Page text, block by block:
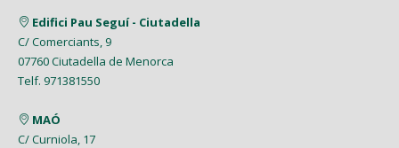
Edifici Pau Seguí - Ciutadella
C/ Comerciants, 9
07760 Ciutadella de Menorca
Telf. 971381550
MAÓ
C/ Curniola, 17